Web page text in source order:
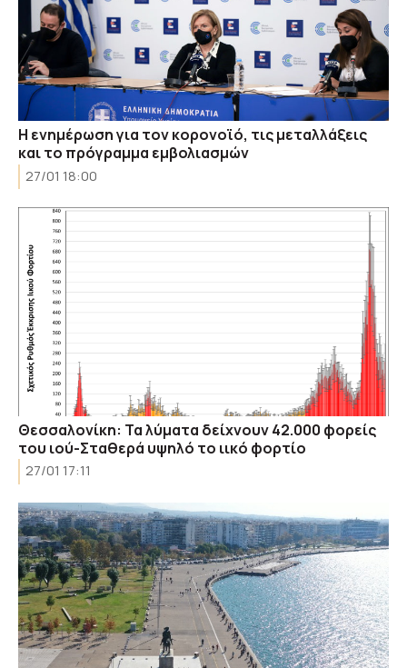
Η ενημέρωση για τον κορονοϊό, τις μεταλλάξεις
και το πρόγραμμα εμβολιασμών
27/01 18:00
Θεσσαλονίκη: Τα λύματα δείχνουν 42.000 φορείς
του ιού-Σταθερά υψηλό το ιικό φορτίο
27/01 17:11